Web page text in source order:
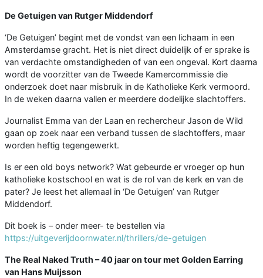
De Getuigen van Rutger Middendorf
‘De Getuigen’ begint met de vondst van een lichaam in een
Amsterdamse gracht. Het is niet direct duidelijk of er sprake is
van verdachte omstandigheden of van een ongeval. Kort daarna
wordt de voorzitter van de Tweede Kamercommissie die
onderzoek doet naar misbruik in de Katholieke Kerk vermoord.
In de weken daarna vallen er meerdere dodelijke slachtoffers.
Journalist Emma van der Laan en rechercheur Jason de Wild
gaan op zoek naar een verband tussen de slachtoffers, maar
worden heftig tegengewerkt.
Is er een old boys network? Wat gebeurde er vroeger op hun
katholieke kostschool en wat is de rol van de kerk en van de
pater? Je leest het allemaal in ‘De Getuigen’ van Rutger
Middendorf.
Dit boek is – onder meer- te bestellen via
https://uitgeverijdoornwater.nl/thrillers/de-getuigen
The Real Naked Truth – 40 jaar on tour met Golden Earring
van Hans Muijsson